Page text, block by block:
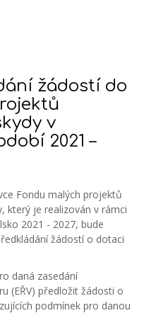
žádostí do
v
2021 –
Fondu malých projektů
který je realizován v rámci
2021 - 2027, bude
žádostí o dotaci
daná zasedání
(EŘV) předložit žádosti o
podmínek pro danou